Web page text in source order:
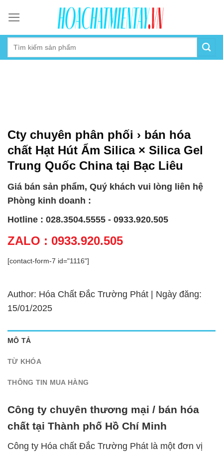
content
Cty chuyên phân phối › bán hóa
chất Hạt Hút Ẩm Silica × Silica Gel
Trung Quốc China tại Bạc Liêu
Giá bán sản phẩm, Quý khách vui lòng liên hệ
Phòng kinh doanh :
Hotline : 028.3504.5555 - 0933.920.505
ZALO : 0933.920.505
[contact-form-7 id="1116"]
Author: Hóa Chất Đắc Trường Phát | Ngày đăng:
15/01/2025
MÔ TẢ
TỪ KHÓA
THÔNG TIN MUA HÀNG
Công ty chuyên thương mại / bán hóa
chất tại Thành phố Hồ Chí Minh
Công ty Hóa chất Đắc Trường Phát là một đơn vị